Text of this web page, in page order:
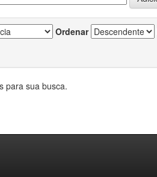
Ordenar
para sua busca.